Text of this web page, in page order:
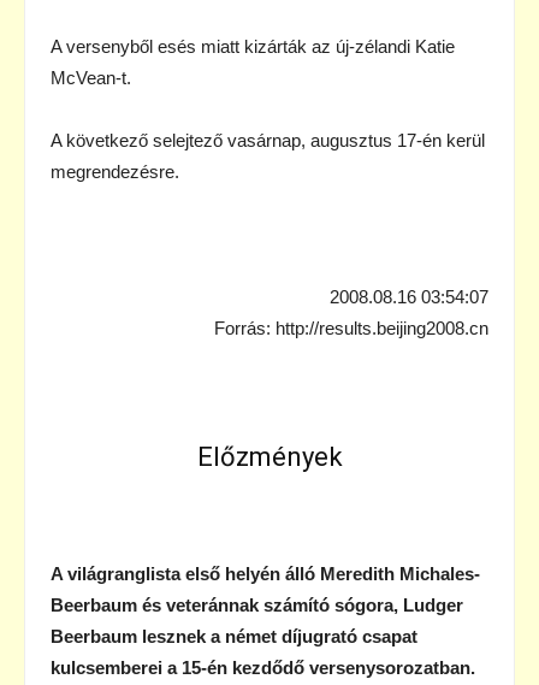
A versenyből esés miatt kizárták az új-zélandi Katie
McVean-t.
A következő selejtező vasárnap, augusztus 17-én kerül
megrendezésre.
2008.08.16 03:54:07
Forrás: http://results.beijing2008.cn
Előzmények
A világranglista első helyén álló Meredith Michales-
Beerbaum és veteránnak számító sógora, Ludger
Beerbaum lesznek a német díjugrató csapat
kulcsemberei a 15-én kezdődő versenysorozatban.